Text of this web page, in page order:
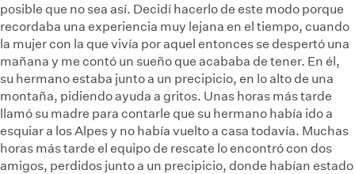
posible que no sea así. Decidí hacerlo de este modo porque
recordaba una experiencia muy lejana en el tiempo, cuando
la mujer con la que vivía por aquel entonces se despertó una
mañana y me contó un sueño que acababa de tener. En él,
su hermano estaba junto a un precipicio, en lo alto de una
montaña, pidiendo ayuda a gritos. Unas horas más tarde
llamó su madre para contarle que su hermano había ido a
esquiar a los Alpes y no había vuelto a casa todavía. Muchas
horas más tarde el equipo de rescate lo encontró con dos
amigos, perdidos junto a un precipicio, donde habían estado